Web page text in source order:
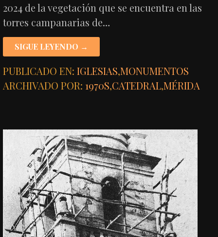
2024 de la vegetación que se encuentra en las
torres campanarias de…
SIGUE LEYENDO →
PUBLICADO EN:IGLESIAS,MONUMENTOS
ARCHIVADO POR:1970S,CATEDRAL,MÉRIDA